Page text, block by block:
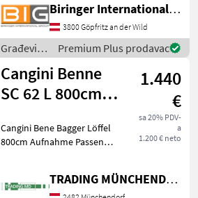
493 kg * Volumen: 1, 72 m3
Građevinski strojevi Lopate
i kante
Biringer International GmbH
3800 Göpfritz an der Wild
Građevinski
strojevi /
BIG
Premium Plus prodavac
Cangini Benne
SC 62 L 800cm
1.440
€
sa 20% PDV-
a
1.200 € neto
Cangini Bene Bagger Löffel
800cm Aufnahme Passend
Lopate i kante
TRADING MÜNCHENDORF Handels GmbH